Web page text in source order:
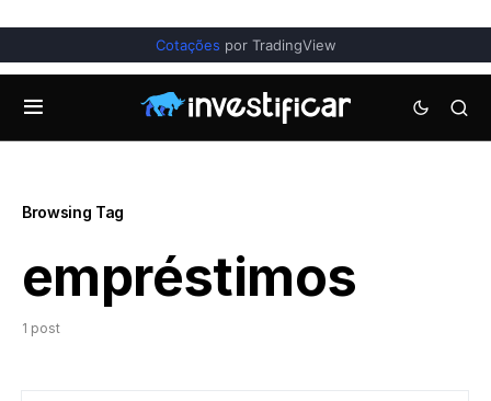
Cotações por TradingView
Browsing Tag
empréstimos
1 post